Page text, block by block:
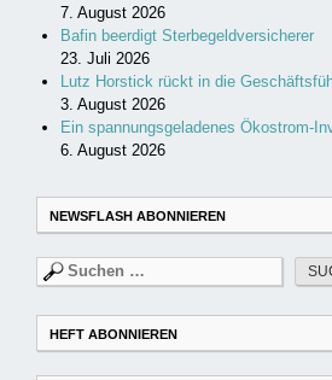
7. August 2026
Bafin beerdigt Sterbegeldversicherer
23. Juli 2026
Lutz Horstick rückt in die
3. August 2026
Ein spannungsgeladenes Ökostrom-
6. August 2026
NEWSFLASH ABONNIEREN
Suchen
nach:
HEFT ABONNIEREN